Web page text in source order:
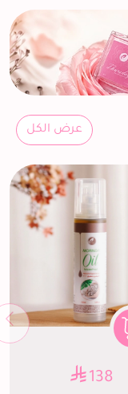
عرض الكل
138